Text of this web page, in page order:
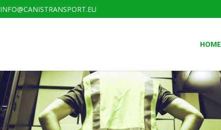
INFO@CANISTRANSPORT.EU
HOME